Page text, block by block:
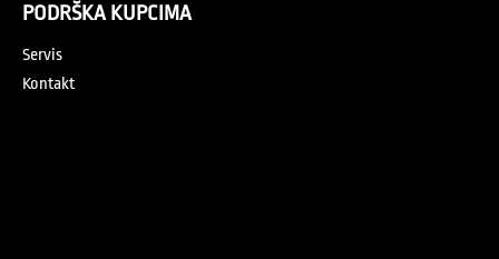
PODRŠKA KUPCIMA
Servis
Kontakt